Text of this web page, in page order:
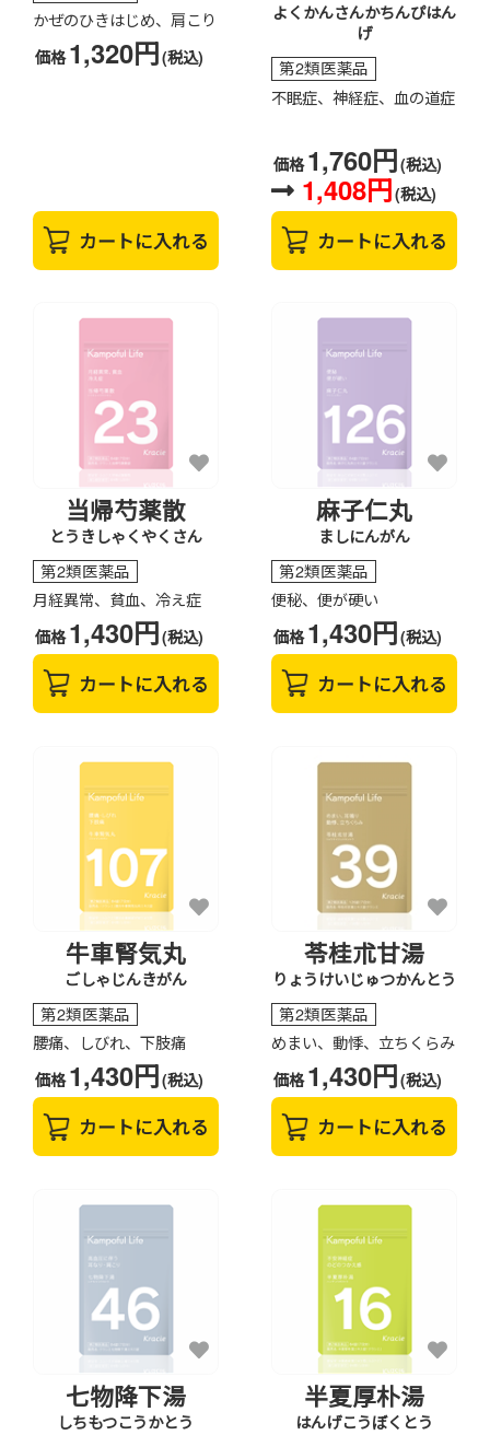
かぜのひきはじめ、肩こり
価格1,320円(税込)
カートに入れる
よくかんさんかちんぴはん
げ
第2類医薬品
不眠症、神経症、血の道症
価格1,760円(税込)
1,408円(税込)
カートに入れる
当帰芍薬散
とうきしゃくやくさん
第2類医薬品
月経異常、貧血、冷え症
価格1,430円(税込)
カートに入れる
麻子仁丸
ましにんがん
第2類医薬品
便秘、便が硬い
価格1,430円(税込)
カートに入れる
牛車腎気丸
ごしゃじんきがん
第2類医薬品
腰痛、しびれ、下肢痛
価格1,430円(税込)
カートに入れる
苓桂朮甘湯
りょうけいじゅつかんとう
第2類医薬品
めまい、動悸、立ちくらみ
価格1,430円(税込)
カートに入れる
七物降下湯
しちもつこうかとう
半夏厚朴湯
はんげこうぼくとう